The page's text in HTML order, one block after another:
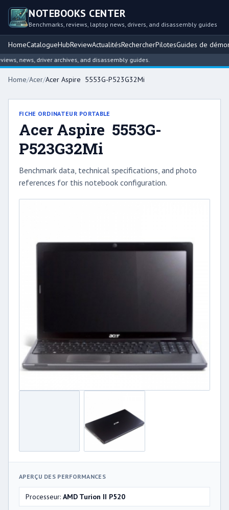
NOTEBOOKS CENTER
Benchmarks, reviews, laptop news, drivers, and disassembly guides
HomeCatalogueHubReviewActualitésRechercherPilotesGuides de
news, driver archives, and disassembly guides.
Home/Acer/Acer Aspire 5553G-P523G32Mi
FICHE ORDINATEUR PORTABLE
Acer Aspire 5553G-
P523G32Mi
Benchmark data, technical specifications, and photo
references for this notebook configuration.
APERÇU DES PERFORMANCES
Processeur: AMD Turion II P520